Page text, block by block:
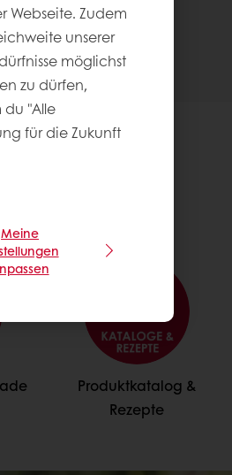
Produktkatalog &
Rezepte
Webseite. Zudem
unserer
möglichst
zu dürfen,
"Alle
für die Zukunft
Meine